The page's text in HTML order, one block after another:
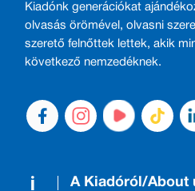
Kiadónk generációkat
olvasás örömével, olvasni
szerető felnőttek lettek, akik
következő nemzedéknek.
A Kiadóról/About